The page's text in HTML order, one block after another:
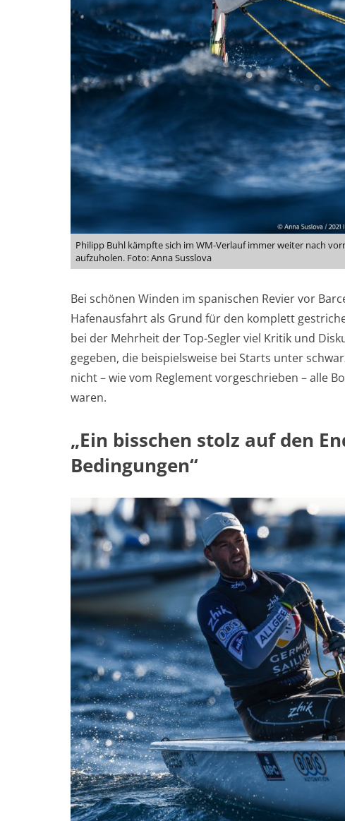
Philipp Buhl kämpfte sich im WM-Verlauf immer weiter nach
aufzuholen. Foto: Anna Susslova
Bei schönen Winden im spanischen Revier vor
Hafenausfahrt als Grund für den komplett
bei der Mehrheit der Top-Segler viel Kritik und
gegeben, die beispielsweise bei Starts unter
nicht – wie vom Reglement vorgeschrieben – alle
waren.
„Ein bisschen stolz auf den
Bedingungen“